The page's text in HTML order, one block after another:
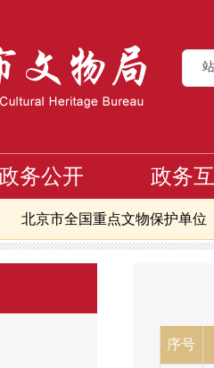
务公开 政务
北京市全国重点文物保护单位
北京地区备案且正常开放博物馆
位信息
北京文物艺术品交易指数
上文物保护单位保护范围及建
序号